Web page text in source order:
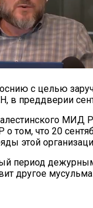
с целью
преддверии
МИД
том, что 20
этой
период
другое